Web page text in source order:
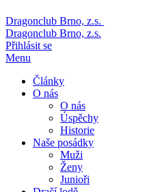
Dragonclub Brno, z.s.
Dragonclub Brno, z.s.
Přihlásit se
Menu
Články
O nás
O nás
Úspěchy
Historie
Naše posádky
Muži
Ženy
Junioři